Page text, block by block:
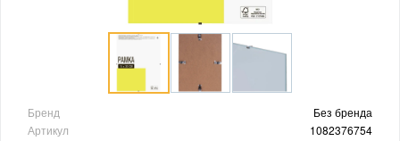
Бренд
Без бренда
Артикул
1082376754